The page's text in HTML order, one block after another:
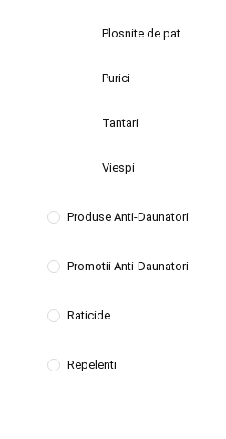
Plosnite de pat
Purici
Tantari
Viespi
Produse Anti-Daunatori
Promotii Anti-Daunatori
Raticide
Repelenti